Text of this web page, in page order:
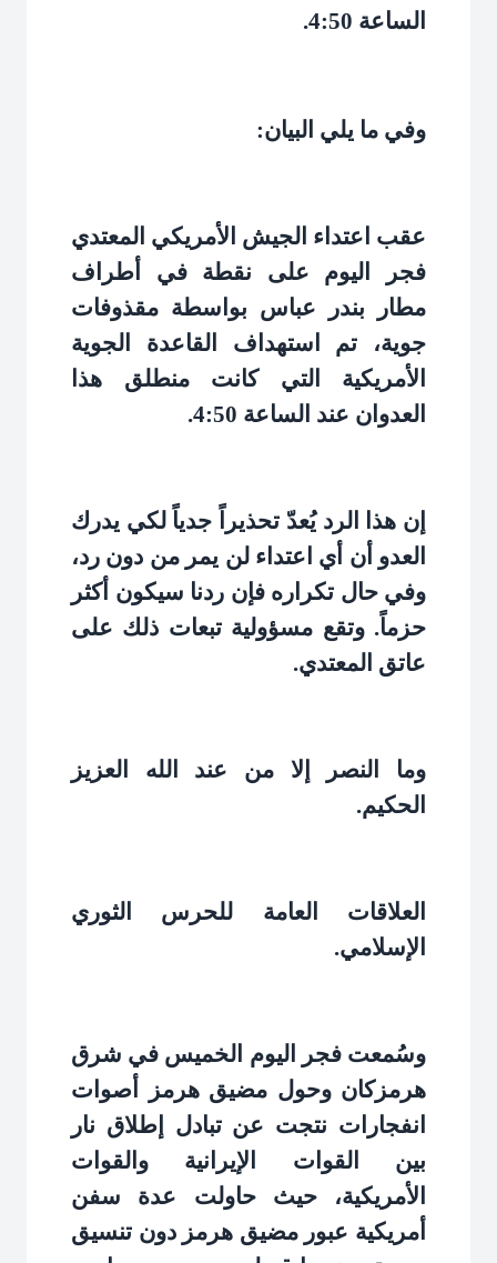
الساعة 4:50
.
وفي ما يلي البيان:
عقب اعتداء الجيش الأمريكي المعتدي
فجر اليوم على نقطة في أطراف
مطار بندر عباس بواسطة مقذوفات
جوية، تم استهداف القاعدة الجوية
الأمريكية التي كانت منطلق هذا
العدوان عند الساعة 4:50
.
إن هذا الرد يُعدّ تحذيراً جدياً لكي يدرك
العدو أن أي اعتداء لن يمر من دون رد،
وفي حال تكراره فإن ردنا سيكون أكثر
حزماً. وتقع مسؤولية تبعات ذلك على
عاتق المعتدي.
وما النصر إلا من عند الله العزيز
الحكيم.
العلاقات العامة للحرس الثوري
الإسلامي.
وسُمعت فجر اليوم الخميس في شرق
هرمزكان وحول مضيق هرمز أصوات
انفجارات نتجت عن تبادل إطلاق نار
بين القوات الإيرانية والقوات
الأمريكية، حيث حاولت عدة سفن
أمريكية عبور مضيق هرمز دون تنسيق